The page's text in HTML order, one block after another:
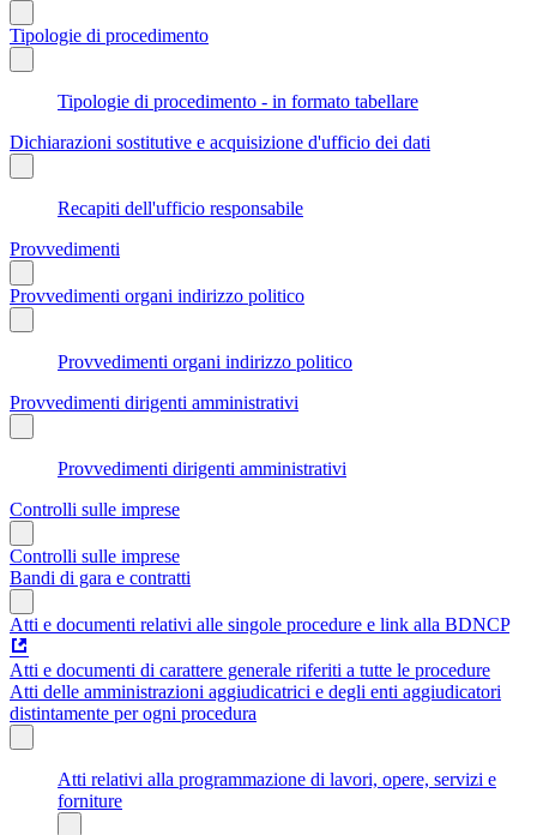
Tipologie di procedimento
Tipologie di procedimento - in formato tabellare
Dichiarazioni sostitutive e acquisizione d'ufficio dei dati
Recapiti dell'ufficio responsabile
Provvedimenti
Provvedimenti organi indirizzo politico
Provvedimenti organi indirizzo politico
Provvedimenti dirigenti amministrativi
Provvedimenti dirigenti amministrativi
Controlli sulle imprese
Controlli sulle imprese
Bandi di gara e contratti
Atti e documenti relativi alle singole procedure e link alla BDNCP
Atti e documenti di carattere generale riferiti a tutte le procedure
Atti delle amministrazioni aggiudicatrici e degli enti aggiudicatori
distintamente per ogni procedura
Atti relativi alla programmazione di lavori, opere, servizi e
forniture